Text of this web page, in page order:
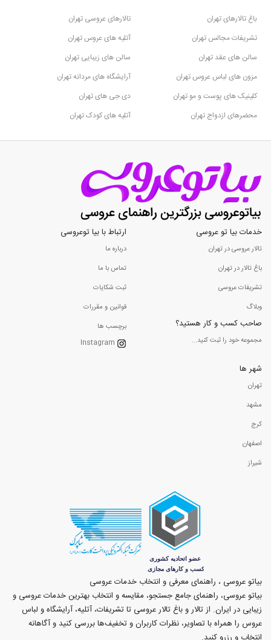
باغ تالارهای تهران
تالارهای عروسی تهران
تشریفات مجالس تهران
آتلیه های عروس تهران
سالن های عقد تهران
سالن های زیبایی تهران
مزون های لباس عروس تهران
آرایشگاه های مردانه تهران
کلینیک های پوست و مو تهران
دی جی های تهران
محضرهای ازدواج تهران
آتلیه های کودک تهران
خدمات بیا تو عروسی
تالار عروسی در تهران
باغ تالار در تهران
تشریفات عروسی
وبلاگ
صاحب کسب و کار هستید؟
مجموعه خود را ثبت کنید...
ارتباط با بیا توعروسی
درباره ما
تماس با ما
ثبت شکایات
قوانین و مقررات
برچسب ها
Instagram
شهر ها
تهران
مشهد
کرج
اصفهان
شیراز
بیاتو عروسی ، راهنمای معرفی و انتخاب خدمات عروسی
بیاتو عروسی، راهنمای جامع جستجو، مقایسه و انتخاب بهترین خدمات عروسی و
زیبایی در ایران. از تالار و باغ تالار عروسی تا تشریفات، آتلیه، آرایشگاه و لباس
عروس را همراه با تصاویر، نظرات کاربران و تخفیف‌ها بررسی کنید و آگاهانه